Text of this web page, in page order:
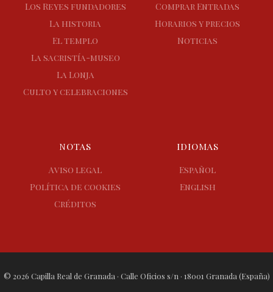
Los Reyes fundadores
La historia
El templo
La sacristía-museo
La Lonja
Culto y celebraciones
Comprar Entradas
Horarios y precios
Noticias
NOTAS
Aviso legal
Política de cookies
Créditos
IDIOMAS
Español
English
© 2026 Capilla Real de Granada · Calle Oficios s/n · 18001 Granada (España)